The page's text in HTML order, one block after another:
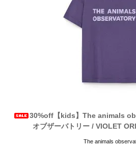
30%off【kids】The animals
オブザーバトリー / VIOLET
The animals